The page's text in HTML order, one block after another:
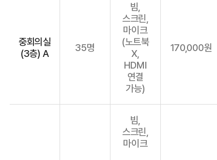
중회의실
(3층) A
35명
빔,
스크린,
마이크
(노트북
X,
HDMI
연결
가능)
170,000원
빔,
스크린,
마이크